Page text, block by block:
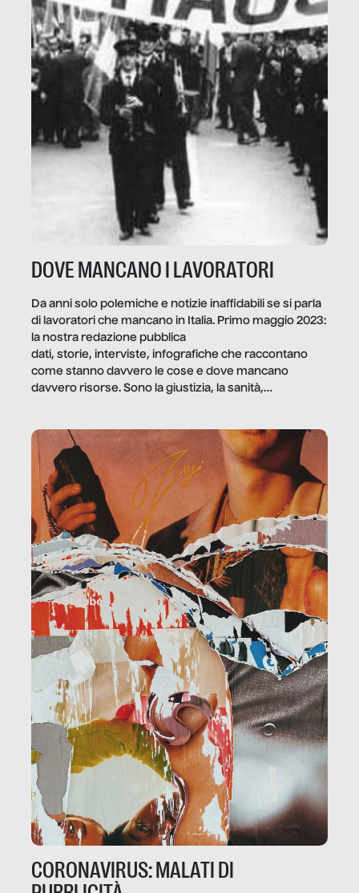
DOVE MANCANO I LAVORATORI
Da anni solo polemiche e notizie inaffidabili se si parla
di lavoratori che mancano in Italia. Primo maggio 2023:
la nostra redazione pubblica
dati, storie, interviste, infografiche che raccontano
come stanno davvero le cose e dove mancano
davvero risorse. Sono la giustizia, la sanità,
CORONAVIRUS: MALATI DI